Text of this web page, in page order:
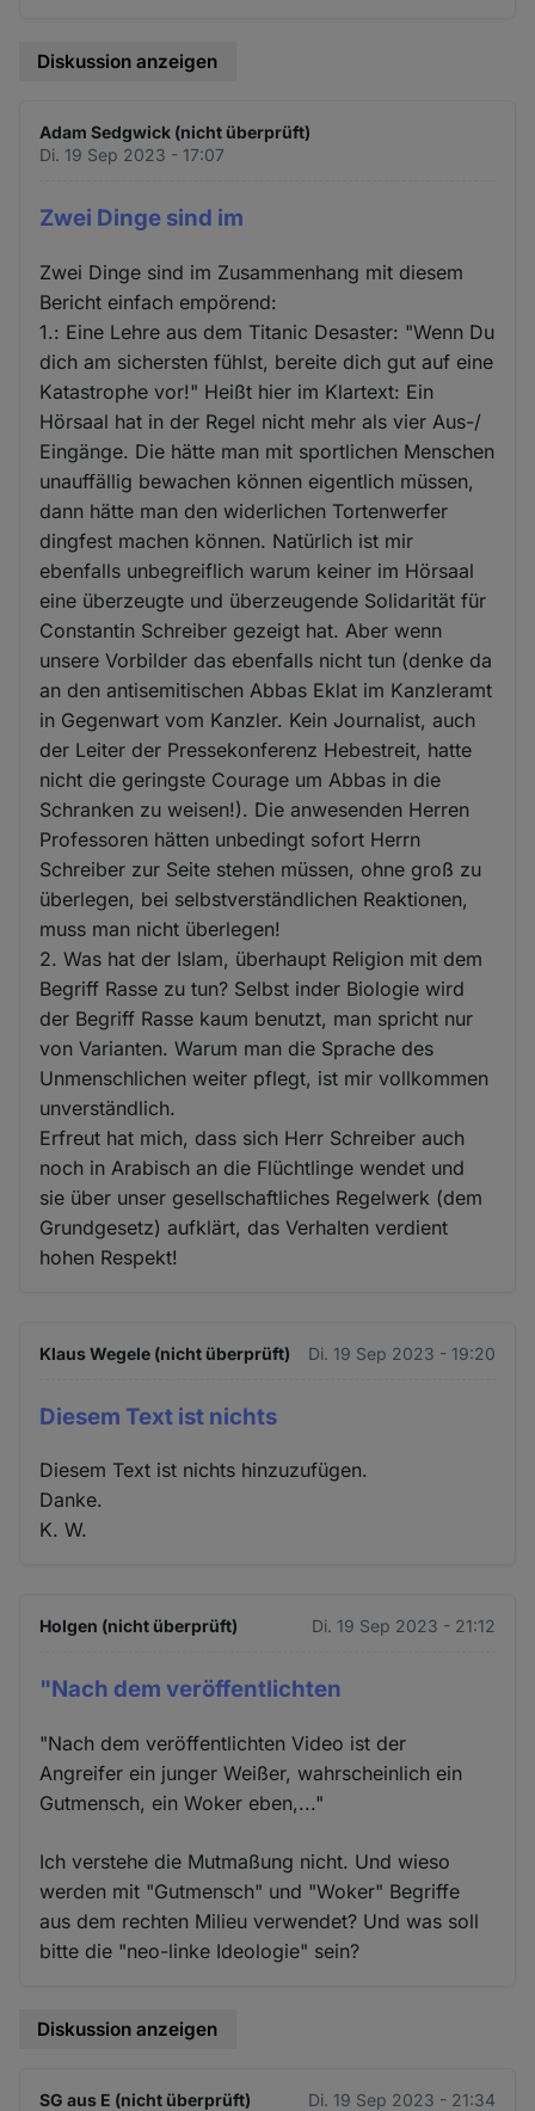
Diskussion anzeigen
Adam Sedgwick (nicht überprüft)
Di. 19 Sep 2023 - 17:07
Zwei Dinge sind im
Zwei Dinge sind im Zusammenhang mit diesem
Bericht einfach empörend:
1.: Eine Lehre aus dem Titanic Desaster: "Wenn Du
dich am sichersten fühlst, bereite dich gut auf eine
Katastrophe vor!" Heißt hier im Klartext: Ein
Hörsaal hat in der Regel nicht mehr als vier Aus-/
Eingänge. Die hätte man mit sportlichen Menschen
unauffällig bewachen können eigentlich müssen,
dann hätte man den widerlichen Tortenwerfer
dingfest machen können. Natürlich ist mir
ebenfalls unbegreiflich warum keiner im Hörsaal
eine überzeugte und überzeugende Solidarität für
Constantin Schreiber gezeigt hat. Aber wenn
unsere Vorbilder das ebenfalls nicht tun (denke da
an den antisemitischen Abbas Eklat im Kanzleramt
in Gegenwart vom Kanzler. Kein Journalist, auch
der Leiter der Pressekonferenz Hebestreit, hatte
nicht die geringste Courage um Abbas in die
Schranken zu weisen!). Die anwesenden Herren
Professoren hätten unbedingt sofort Herrn
Schreiber zur Seite stehen müssen, ohne groß zu
überlegen, bei selbstverständlichen Reaktionen,
muss man nicht überlegen!
2. Was hat der Islam, überhaupt Religion mit dem
Begriff Rasse zu tun? Selbst inder Biologie wird
der Begriff Rasse kaum benutzt, man spricht nur
von Varianten. Warum man die Sprache des
Unmenschlichen weiter pflegt, ist mir vollkommen
unverständlich.
Erfreut hat mich, dass sich Herr Schreiber auch
noch in Arabisch an die Flüchtlinge wendet und
sie über unser gesellschaftliches Regelwerk (dem
Grundgesetz) aufklärt, das Verhalten verdient
hohen Respekt!
Klaus Wegele (nicht überprüft) Di. 19 Sep 2023 - 19:20
Diesem Text ist nichts
Diesem Text ist nichts hinzuzufügen.
Danke.
K. W.
Holgen (nicht überprüft) Di. 19 Sep 2023 - 21:12
"Nach dem veröffentlichten
"Nach dem veröffentlichten Video ist der
Angreifer ein junger Weißer, wahrscheinlich ein
Gutmensch, ein Woker eben,..."
Ich verstehe die Mutmaßung nicht. Und wieso
werden mit "Gutmensch" und "Woker" Begriffe
aus dem rechten Milieu verwendet? Und was soll
bitte die "neo-linke Ideologie" sein?
Diskussion anzeigen
SG aus E (nicht überprüft) Di. 19 Sep 2023 - 21:34